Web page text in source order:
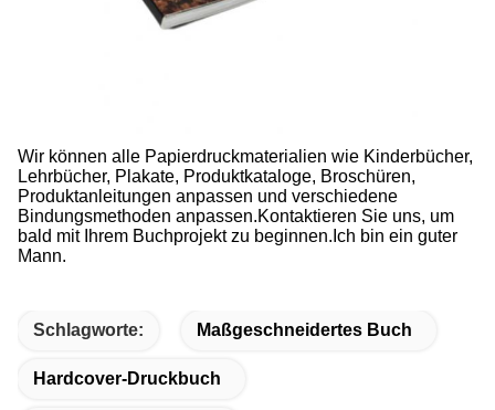
Wir können alle Papierdruckmaterialien wie Kinderbücher,
Lehrbücher, Plakate, Produktkataloge, Broschüren,
Produktanleitungen anpassen und verschiedene
Bindungsmethoden anpassen.Kontaktieren Sie uns, um
bald mit Ihrem Buchprojekt zu beginnen.Ich bin ein guter
Mann.
Schlagworte: Maßgeschneidertes Buch
Hardcover-Druckbuch